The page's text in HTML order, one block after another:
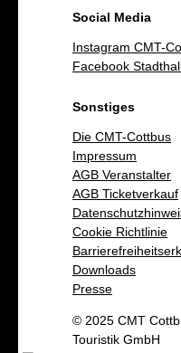
Social Media
Instagram CMT-
Facebook
Sonstiges
Die CMT-Cottbus
Impressum
AGB Veranstalter
AGB Ticketverkauf
Cookie Richtlinie
Downloads
Presse
© 2025 CMT
Touristik GmbH